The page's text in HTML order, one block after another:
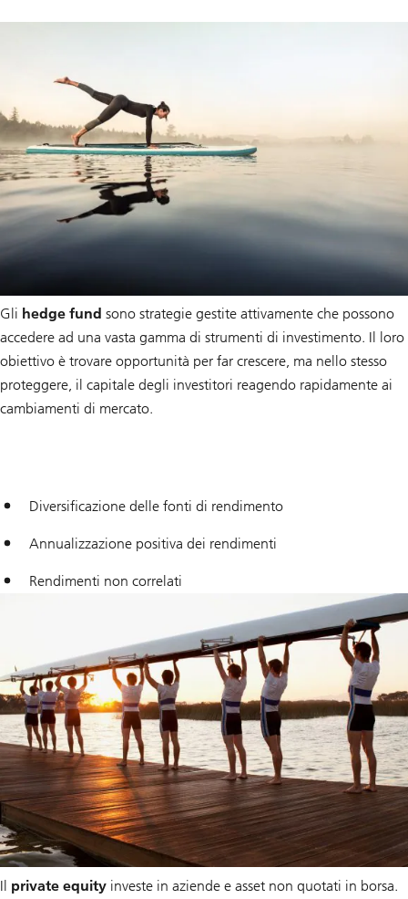
Gli hedge fund sono strategie gestite attivamente che possono
accedere ad una vasta gamma di strumenti di investimento. Il loro
obiettivo è trovare opportunità per far crescere, ma nello stesso
proteggere, il capitale degli investitori reagendo rapidamente ai
cambiamenti di mercato.
Diversificazione delle fonti di rendimento
Annualizzazione positiva dei rendimenti
Rendimenti non correlati
Il private equity investe in aziende e asset non quotati in borsa.